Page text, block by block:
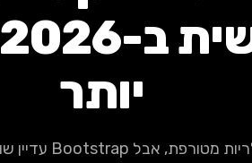
יותר